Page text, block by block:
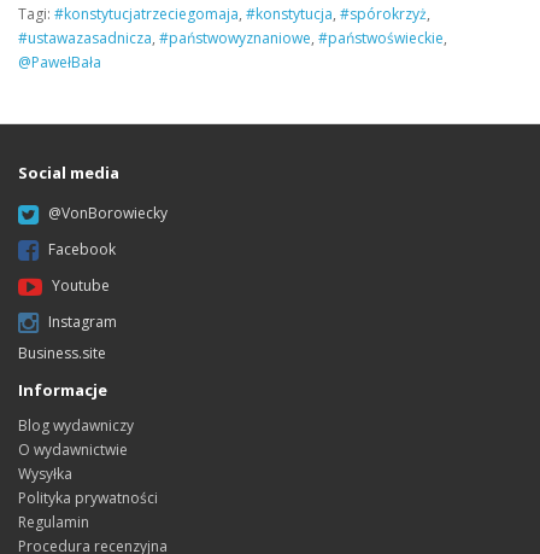
Tagi: #konstytucjatrzeciegomaja, #konstytucja, #spórokrzyż,
#ustawazasadnicza, #państwowyznaniowe, #państwoświeckie,
@PawełBała
Social media
@VonBorowiecky
Facebook
Youtube
Instagram
Business.site
Informacje
Blog wydawniczy
O wydawnictwie
Wysyłka
Polityka prywatności
Regulamin
Procedura recenzyjna